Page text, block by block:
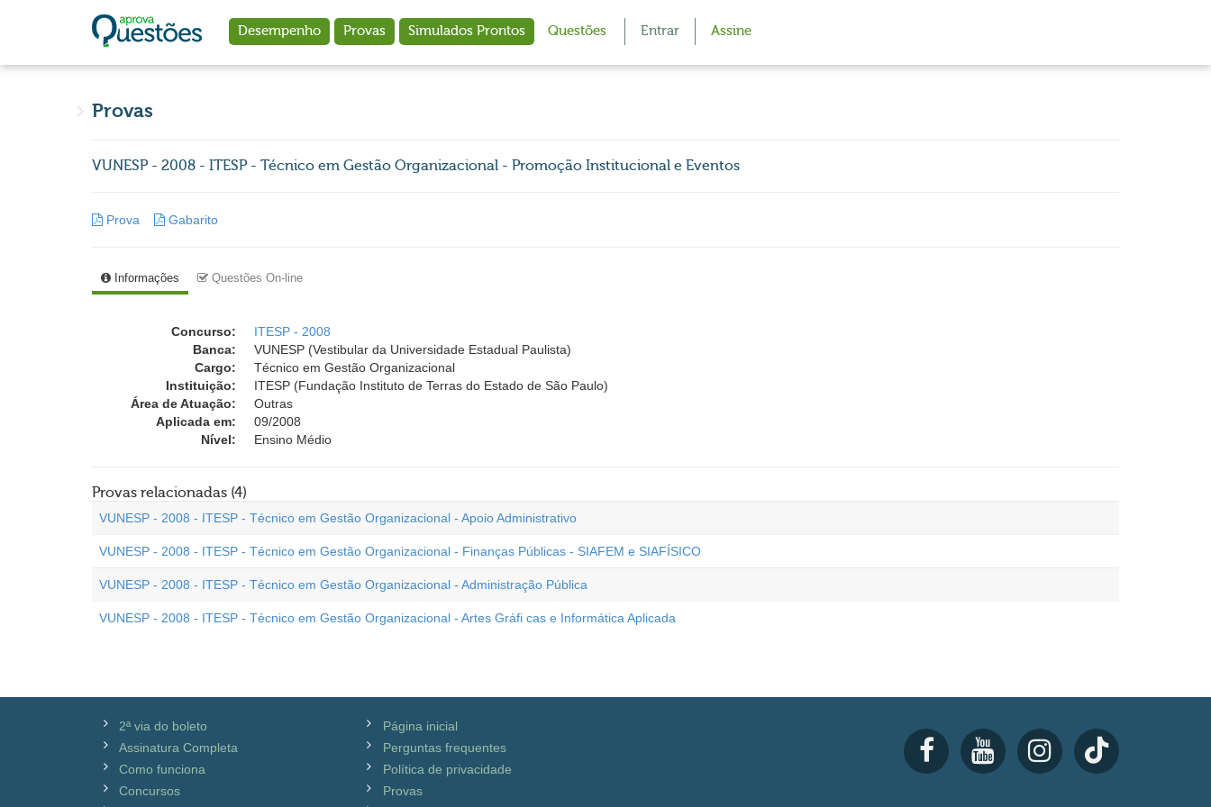
Desempenho Provas Simulados Prontos Questões Entrar Assine
Provas
VUNESP - 2008 - ITESP - Técnico em Gestão Organizacional - Promoção Institucional e Eventos
Prova Gabarito
Informações Questões On-line
Concurso:
ITESP - 2008
Banca:
VUNESP (Vestibular da Universidade Estadual Paulista)
Cargo:
Técnico em Gestão Organizacional
Instituição:
ITESP (Fundação Instituto de Terras do Estado de São Paulo)
Área de Atuação:
Outras
Aplicada em:
09/2008
Nível:
Ensino Médio
Provas relacionadas (4)
VUNESP - 2008 - ITESP - Técnico em Gestão Organizacional - Apoio Administrativo
VUNESP - 2008 - ITESP - Técnico em Gestão Organizacional - Finanças Públicas - SIAFEM e SIAFÍSICO
VUNESP - 2008 - ITESP - Técnico em Gestão Organizacional - Administração Pública
VUNESP - 2008 - ITESP - Técnico em Gestão Organizacional - Artes Gráfi cas e Informática Aplicada
2ª via do boleto
Assinatura Completa
Como funciona
Concursos
Página inicial
Perguntas frequentes
Política de privacidade
Provas